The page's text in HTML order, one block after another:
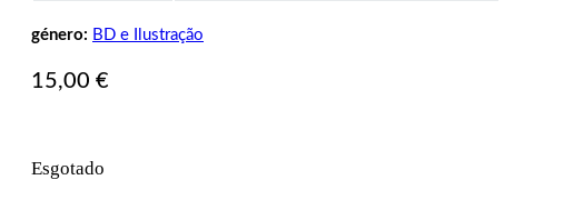
género: BD e Ilustração
15,00 €
Esgotado